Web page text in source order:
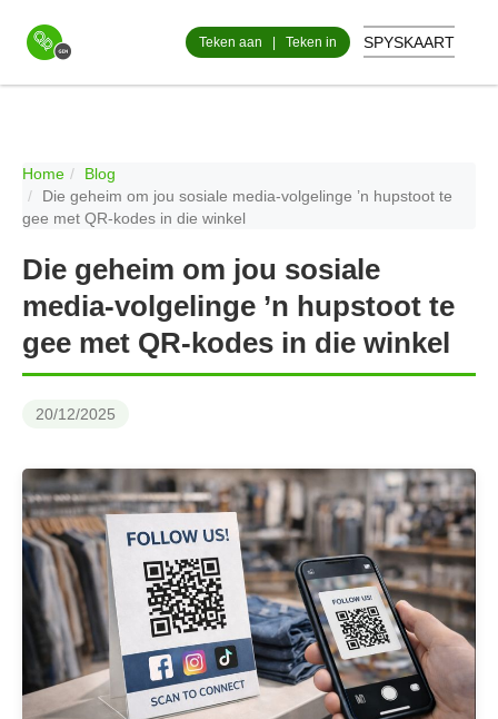
Teken aan Teken in SPYSKAART
Home
Blog
Die geheim om jou sosiale media-volgelinge ’n hupstoot te
gee met QR-kodes in die winkel
Die geheim om jou sosiale
media-volgelinge ’n hupstoot te
gee met QR-kodes in die winkel
20/12/2025